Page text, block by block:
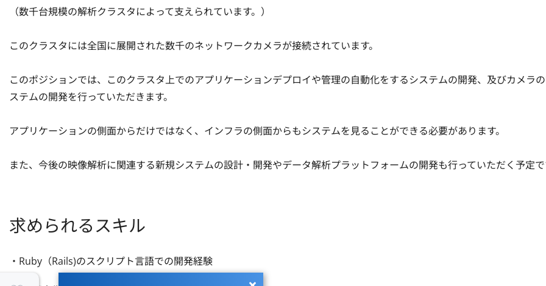
（数千台規模の解析クラスタによって支えられています。）
このクラスタには全国に展開された数千のネットワークカメラが接続されています。
このポジションでは、このクラスタ上でのアプリケーションデプロイや管理の自動化をするシステムの開発、及びカメラ
ステムの開発を行っていただきます。
アプリケーションの側面からだけではなく、インフラの側面からもシステムを見ることができる必要があります。
また、今後の映像解析に関連する新規システムの設計・開発やデータ解析プラットフォームの開発も行っていただく予定
求められるスキル
・Ruby（Rails)のスクリプト言語での開発経験